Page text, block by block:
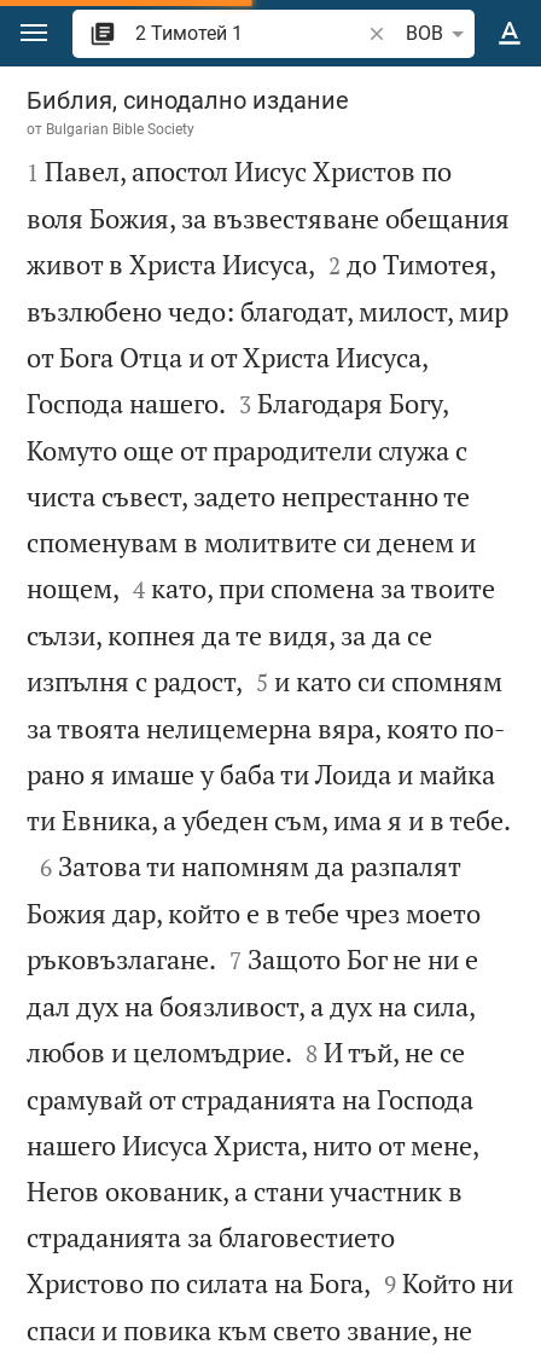
Преминете към съдържанието
Търсете стих или
BOB
2 Тимотей 1
Библия, синодално издание
от Bulgarian Bible Society

1 Павел, апостол Иисус Христов по
воля Божия, за възвестяване обещания
живот в Христа Иисуса, 

2 до Тимотея,
възлюбено чедо: благодат, милост, мир
от Бога Отца и от Христа Иисуса,
Господа нашего. 

3 Благодаря Богу,
Комуто още от прародители служа с
чиста съвест, задето непрестанно те
споменувам в молитвите си денем и
нощем, 

4 като, при спомена за твоите
сълзи, копнея да те видя, за да се
изпълня с радост, 

5 и като си спомням
за твоята нелицемерна вяра, която по-
рано я имаше у баба ти Лоида и майка
ти Евника, а убеден съм, има я и в тебе.

6 Затова ти напомням да разпалят
Божия дар, който е в тебе чрез моето
ръковъзлагане. 

7 Защото Бог не ни е
дал дух на боязливост, а дух на сила,
любов и целомъдрие. 

8 И тъй, не се
срамувай от страданията на Господа
нашего Иисуса Христа, нито от мене,
Негов окованик, а стани участник в
страданията за благовестието
Христово по силата на Бога, 

9 Който ни
спаси и повика към свето звание, не